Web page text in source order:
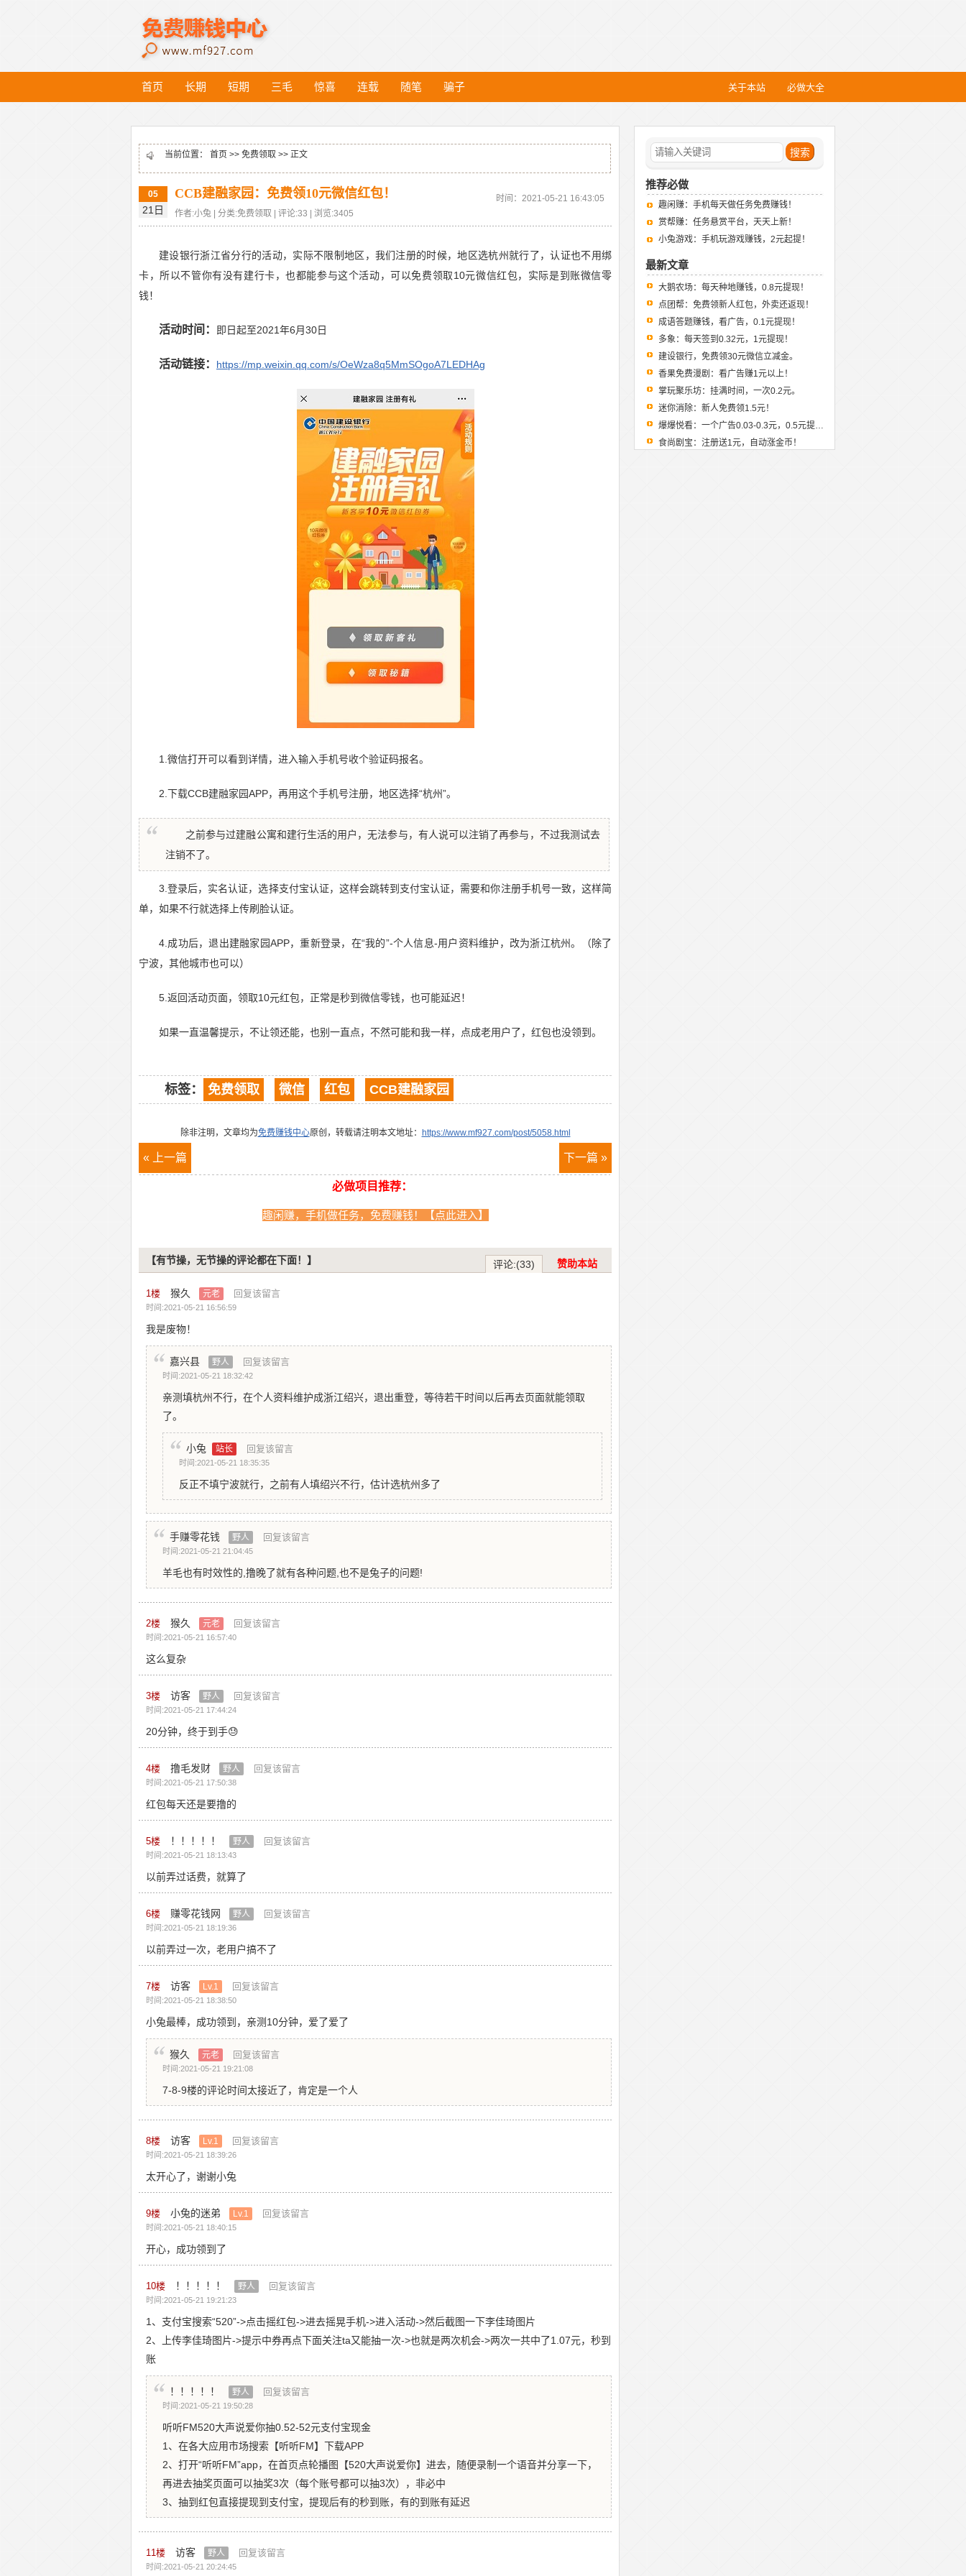
关于本站 必做大全
首页 长期 短期 三毛 惊喜 连载 随笔 骗子
当前位置： 首页 >> 免费领取 >> 正文
05
21日
时间：2021-05-21 16:43:05
CCB建融家园：免费领10元微信红包！
作者:小兔 | 分类:免费领取 | 评论:33 | 浏览:3405
建设银行浙江省分行的活动，实际不限制地区，我们注册的时候，地区选杭州就行了，认证也不用绑
卡，所以不管你有没有建行卡，也都能参与这个活动，可以免费领取10元微信红包，实际是到账微信零
钱！
活动时间： 即日起至2021年6月30日
活动链接： https://mp.weixin.qq.com/s/OeWza8q5MmSOgoA7LEDHAg
1.微信打开可以看到详情，进入输入手机号收个验证码报名。
2.下载CCB建融家园APP，再用这个手机号注册，地区选择“杭州”。
之前参与过建融公寓和建行生活的用户，无法参与，有人说可以注销了再参与，不过我测试去
注销不了。
3.登录后，实名认证，选择支付宝认证，这样会跳转到支付宝认证，需要和你注册手机号一致，这样简
单，如果不行就选择上传刷脸认证。
4.成功后，退出建融家园APP，重新登录，在“我的”-个人信息-用户资料维护，改为浙江杭州。（除了
宁波，其他城市也可以）
5.返回活动页面，领取10元红包，正常是秒到微信零钱，也可能延迟！
如果一直温馨提示，不让领还能，也别一直点，不然可能和我一样，点成老用户了，红包也没领到。
标签： 免费领取 微信 红包 CCB建融家园
除非注明，文章均为免费赚钱中心原创，转载请注明本文地址： https://www.mf927.com/post/5058.html
« 上一篇 下一篇 »
必做项目推荐：
趣闲赚，手机做任务，免费赚钱！【点此进入】
评论:(33) 赞助本站
【有节操，无节操的评论都在下面！】
1楼 猴久 元老 回复该留言
时间:2021-05-21 16:56:59
我是废物！
嘉兴县 野人 回复该留言
时间:2021-05-21 18:32:42
亲测填杭州不行，在个人资料维护成浙江绍兴，退出重登，等待若干时间以后再去页面就能领取
了。
小兔 站长 回复该留言
时间:2021-05-21 18:35:35
反正不填宁波就行，之前有人填绍兴不行，估计选杭州多了
手赚零花钱 野人 回复该留言
时间:2021-05-21 21:04:45
羊毛也有时效性的,撸晚了就有各种问题,也不是兔子的问题!
2楼 猴久 元老 回复该留言
时间:2021-05-21 16:57:40
这么复杂
3楼 访客 野人 回复该留言
时间:2021-05-21 17:44:24
20分钟，终于到手😓
4楼 撸毛发财 野人 回复该留言
时间:2021-05-21 17:50:38
红包每天还是要撸的
5楼 ！！！！！ 野人 回复该留言
时间:2021-05-21 18:13:43
以前弄过话费，就算了
6楼 赚零花钱网 野人 回复该留言
时间:2021-05-21 18:19:36
以前弄过一次，老用户搞不了
7楼 访客 Lv.1 回复该留言
时间:2021-05-21 18:38:50
小兔最棒，成功领到，亲测10分钟，爱了爱了
猴久 元老 回复该留言
时间:2021-05-21 19:21:08
7-8-9楼的评论时间太接近了，肯定是一个人
8楼 访客 Lv.1 回复该留言
时间:2021-05-21 18:39:26
太开心了，谢谢小兔
9楼 小兔的迷弟 Lv.1 回复该留言
时间:2021-05-21 18:40:15
开心，成功领到了
10楼 ！！！！！ 野人 回复该留言
时间:2021-05-21 19:21:23
1、支付宝搜索“520”-˃点击摇红包-˃进去摇晃手机-˃进入活动-˃然后截图一下李佳琦图片
2、上传李佳琦图片-˃提示中券再点下面关注ta又能抽一次-˃也就是两次机会-˃两次一共中了1.07元，秒到
账
！！！！！ 野人 回复该留言
时间:2021-05-21 19:50:28
听听FM520大声说爱你抽0.52-52元支付宝现金
1、在各大应用市场搜索【听听FM】下载APP
2、打开“听听FM”app，在首页点轮播图【520大声说爱你】进去，随便录制一个语音并分享一下，
再进去抽奖页面可以抽奖3次（每个账号都可以抽3次），非必中
3、抽到红包直接提现到支付宝，提现后有的秒到账，有的到账有延迟
11楼 访客 野人 回复该留言
时间:2021-05-21 20:24:45
推荐必做
趣闲赚：手机每天做任务免费赚钱！
赏帮赚：任务悬赏平台，天天上新！
小兔游戏：手机玩游戏赚钱，2元起提！
最新文章
大鹅农场：每天种地赚钱，0.8元提现！
点团帮：免费领新人红包，外卖还返现！
成语答题赚钱，看广告，0.1元提现！
多象：每天签到0.32元，1元提现！
建设银行，免费领30元微信立减金。
香果免费漫剧：看广告赚1元以上！
掌玩聚乐坊：挂满时间，一次0.2元。
迷你消除：新人免费领1.5元！
爆爆悦看：一个广告0.03-0.3元，0.5元提现！
食尚剧宝：注册送1元，自动涨金币！